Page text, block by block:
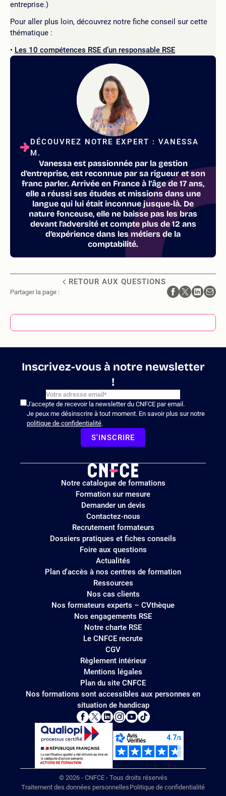
entreprise.)
Pour aller plus loin, découvrez notre fiche conseil sur cette
thématique :
Les 10 compétences RSE d’un responsable RSE
DÉCOUVREZ NOTRE EXPERT : VANESSA
M.
Vanessa est passionnée par la gestion
d’entreprise, est reconnue par sa rigueur et son
franc parler. Arrivée en France à l’âge de 17 ans,
elle a réussi ses études et missions dans une
langue qui lui était inconnue jusque-là. De
nature fonceuse, elle ne baisse pas les bras
devant l’adversité et compte plus de 12 ans
d’expérience dans les métiers de la
comptabilité.
RETOUR AUX QUESTIONS
Partager la page :
Inscrivez-vous à notre newsletter
!
J'accepte de recevoir la newsletter du CNFCE par email.
Je peux me désinscrire à tout moment. En savoir plus sur notre
politique de confidentialité.
S'INSCRIRE
Logo
site
Notre catalogue de formations
Formation sur mesure
Demander un devis
Contactez-nous
Recrutement formateurs
Dossiers pratiques et fiches conseils
Foire aux questions
Actualités
Plan d'accès à nos centres de formation
Ressources
Nos cas clients
Nos formateurs experts – CVthèque
Nos engagements RSE
Notre charte RSE
Le CNFCE recrute
CGV
Règlement intérieur
Mentions légales
Plan du site CNFCE
Nos formations sont accessibles aux personnes en
situation de handicap
© 2026 - CNFCE - Tous droits réservés
Traitement des données personnelles Politique de confidentialité